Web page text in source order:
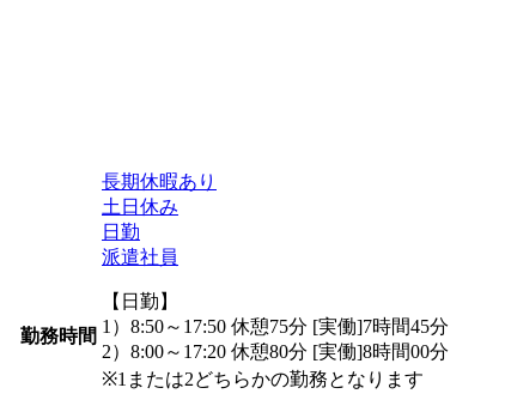
勤務時間
長期休暇あり
土日休み
日勤
派遣社員
【日勤】
1）8:50～17:50 休憩75分 [実働]7時間45分
2）8:00～17:20 休憩80分 [実働]8時間00分
※1または2どちらかの勤務となります